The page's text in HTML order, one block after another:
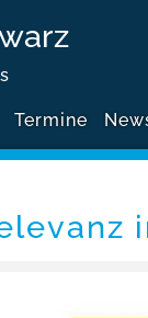
Termine